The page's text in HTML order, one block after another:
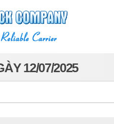
12/07/2025